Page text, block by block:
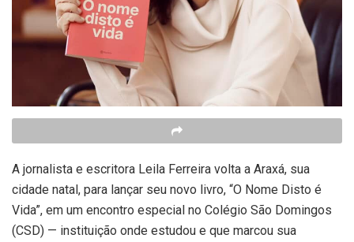
A jornalista e escritora Leila Ferreira volta a Araxá, sua
cidade natal, para lançar seu novo livro, “O Nome Disto é
Vida”, em um encontro especial no Colégio São Domingos
(CSD) — instituição onde estudou e que marcou sua